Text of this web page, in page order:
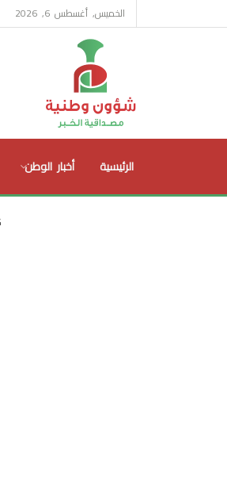
الخميس, أغسطس 6, 2026
الرئيسية أخبار الوطن